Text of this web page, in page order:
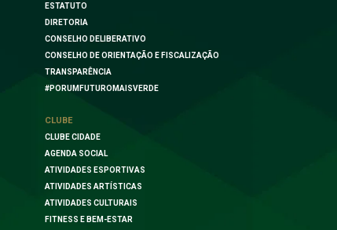
ESTATUTO
DIRETORIA
CONSELHO DELIBERATIVO
CONSELHO DE ORIENTAÇÃO E FISCALIZAÇÃO
TRANSPARÊNCIA
#PORUMFUTUROMAISVERDE
CLUBE
CLUBE CIDADE
AGENDA SOCIAL
ATIVIDADES ESPORTIVAS
ATIVIDADES ARTÍSTICAS
ATIVIDADES CULTURAIS
FITNESS E BEM-ESTAR